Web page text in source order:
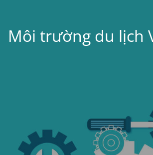
Môi trường du lịch